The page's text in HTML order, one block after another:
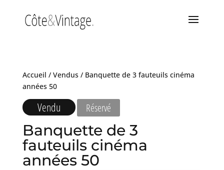
Accueil / Vendus/ Banquette de 3 fauteuils cinéma
années 50
Vendu Réservé
Banquette de 3
fauteuils cinéma
années 50